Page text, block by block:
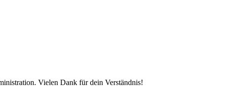
Vielen Dank für dein Verständnis!